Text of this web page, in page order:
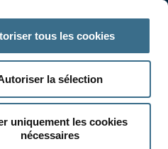
tous les cookies
la sélection
uniquement les cookies
nécessaires